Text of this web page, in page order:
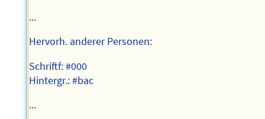
...
Hervorh. anderer Personen:
Schriftf: #000
Hintergr.: #bac
...